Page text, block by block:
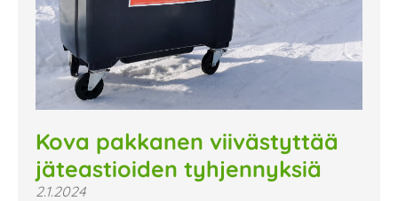
Kova pakkanen viivästyttää
jäteastioiden tyhjennyksiä
2.1.2024